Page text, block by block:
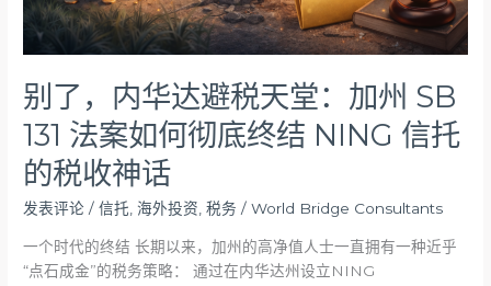
别了，内华达避税天堂：加州 SB
131 法案如何彻底终结 NING 信托
的税收神话
发表评论 /信托 ,海外投资 ,税务 /World Bridge Consultants
一个时代的终结 长期以来，加州的高净值人士一直拥有一种近乎
“点石成金”的税务策略： 通过在内华达州设立NING
州
SB
131
法
案
如
何
彻
底
结
NING